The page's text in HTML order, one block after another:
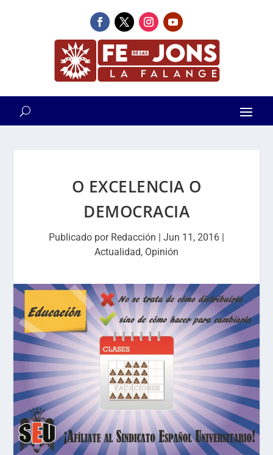
O EXCELENCIA O
DEMOCRACIA
Publicado por Redacción | Jun 11, 2016 |
Actualidad, Opinión